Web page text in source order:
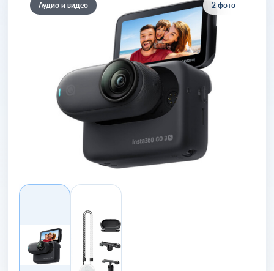
Аудио и видео 2 фото